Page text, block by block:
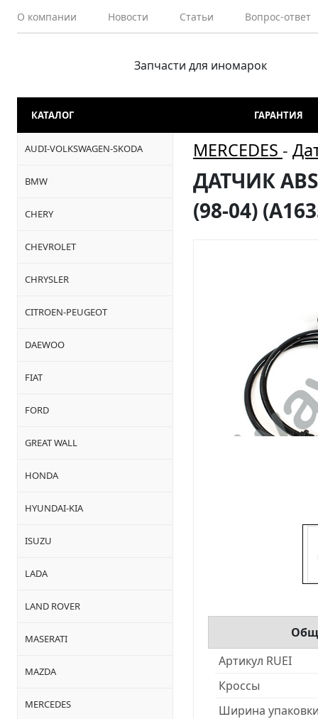
О компании Новости Статьи Вопрос-ответ
Запчасти для иномарок
КАТАЛОГ ГАРАНТИЯ
AUDI-VOLKSWAGEN-SKODA
BMW
CHERY
CHEVROLET
CHRYSLER
CITROEN-PEUGEOT
DAEWOO
FIAT
FORD
GREAT WALL
HONDA
HYUNDAI-KIA
ISUZU
LADA
LAND ROVER
MASERATI
MAZDA
MERCEDES
MERCEDES -
ДАТЧИК
(98-04)
Артикул RUEI
Кроссы
Ширина